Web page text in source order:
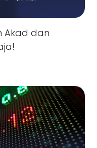
Akad dan